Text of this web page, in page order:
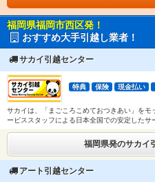
福岡県福岡市西区発！
おすすめ大手引越し業者！
サカイ引越センター
特典 保険 現金払い
サカイは、「まごころこめておつきあい」を
ービススタッフによる日本全国での安定したサ
福岡県発のサカイ
アート引越センター